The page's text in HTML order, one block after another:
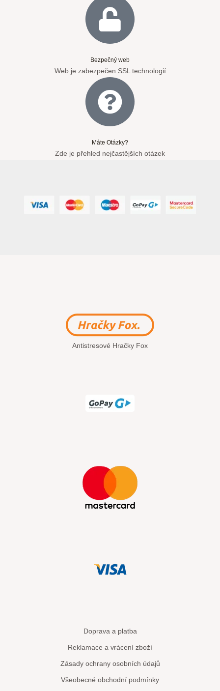
Bezpečný web
Web je zabezpečen SSL technologií
Máte Otázky?
Zde je přehled nejčastějších otázek
Antistresové Hračky Fox
Doprava a platba
Reklamace a vrácení zboží
Zásady ochrany osobních údajů
Všeobecné obchodní podmínky